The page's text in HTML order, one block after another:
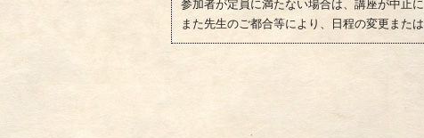
参加者が定員に満たない場合は、講座が中止
また先生のご都合等により、日程の変更また